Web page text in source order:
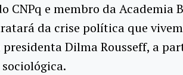
CNPq e membro da Academia
da crise política que
presidenta Dilma Rousseff, a